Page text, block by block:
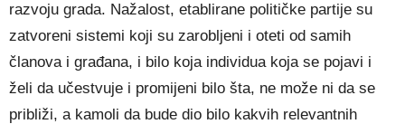
razvoju grada. Nažalost, etablirane političke partije su
zatvoreni sistemi koji su zarobljeni i oteti od samih
članova i građana, i bilo koja individua koja se pojavi i
želi da učestvuje i promijeni bilo šta, ne može ni da se
približi, a kamoli da bude dio bilo kakvih relevantnih